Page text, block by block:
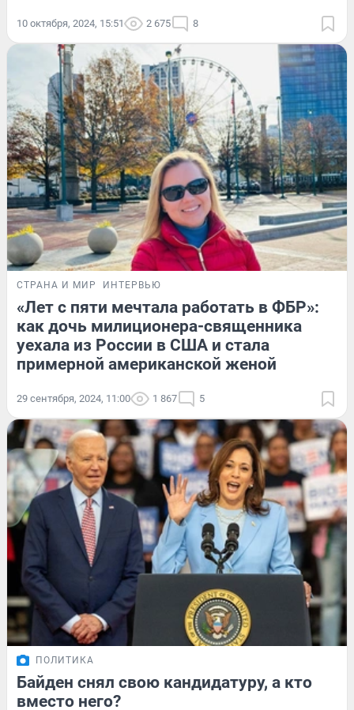
10 октября, 2024, 15:51 2 675 8
СТРАНА И МИР ИНТЕРВЬЮ
«Лет с пяти мечтала работать в ФБР»:
как дочь милиционера-священника
уехала из России в США и стала
примерной американской женой
29 сентября, 2024, 11:00 1 867 5
ПОЛИТИКА
Байден снял свою кандидатуру, а кто
вместо него?